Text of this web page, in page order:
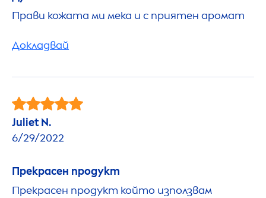
Прави кожата ми мека и с приятен аромат
Докладвай
Juliet N.
6/29/2022
Прекрасен продукт
Прекрасен продукт който използвам